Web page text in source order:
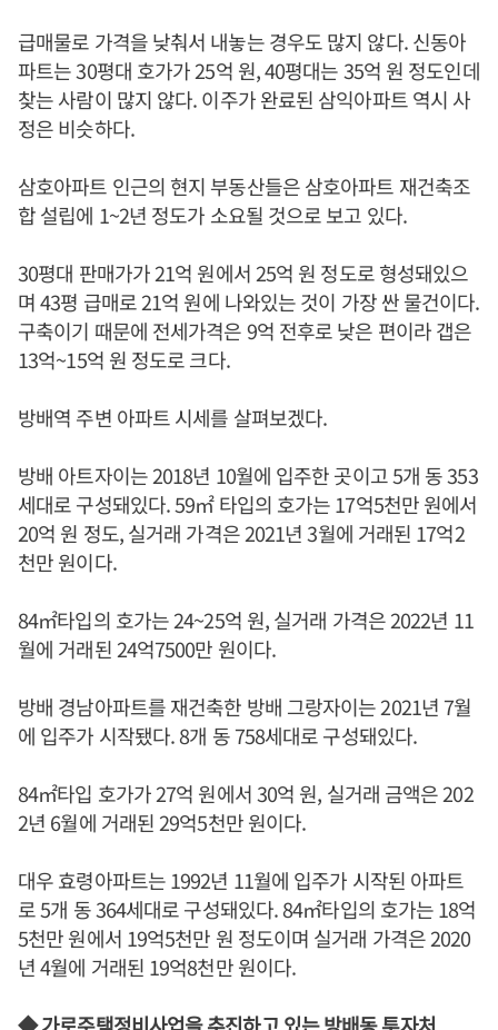
급매물로 가격을 낮춰서 내놓는 경우도 많지 않다. 신동아
파트는 30평대 호가가 25억 원, 40평대는 35억 원 정도인데
찾는 사람이 많지 않다. 이주가 완료된 삼익아파트 역시 사
정은 비슷하다.
삼호아파트 인근의 현지 부동산들은 삼호아파트 재건축조
합 설립에 1~2년 정도가 소요될 것으로 보고 있다.
30평대 판매가가 21억 원에서 25억 원 정도로 형성돼있으
며 43평 급매로 21억 원에 나와있는 것이 가장 싼 물건이다.
구축이기 때문에 전세가격은 9억 전후로 낮은 편이라 갭은
13억~15억 원 정도로 크다.
방배역 주변 아파트 시세를 살펴보겠다.
방배 아트자이는 2018년 10월에 입주한 곳이고 5개 동 353
세대로 구성돼있다. 59㎡ 타입의 호가는 17억5천만 원에서
20억 원 정도, 실거래 가격은 2021년 3월에 거래된 17억2
천만 원이다.
84㎡타입의 호가는 24~25억 원, 실거래 가격은 2022년 11
월에 거래된 24억7500만 원이다.
방배 경남아파트를 재건축한 방배 그랑자이는 2021년 7월
에 입주가 시작됐다. 8개 동 758세대로 구성돼있다.
84㎡타입 호가가 27억 원에서 30억 원, 실거래 금액은 202
2년 6월에 거래된 29억5천만 원이다.
대우 효령아파트는 1992년 11월에 입주가 시작된 아파트
로 5개 동 364세대로 구성돼있다. 84㎡타입의 호가는 18억
5천만 원에서 19억5천만 원 정도이며 실거래 가격은 2020
년 4월에 거래된 19억8천만 원이다.